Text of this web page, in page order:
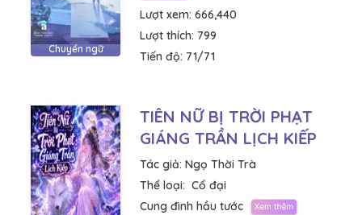
Chuyển ngữ
Lượt xem: 666,440
Lượt thích: 799
Tiến độ: 71/71
TIÊN NỮ BỊ TRỜI PHẠT
GIÁNG TRẦN LỊCH KIẾP
Tác giả: Ngọ Thời Trà
Thể loại: Cổ đại
Cung đình hầu tước